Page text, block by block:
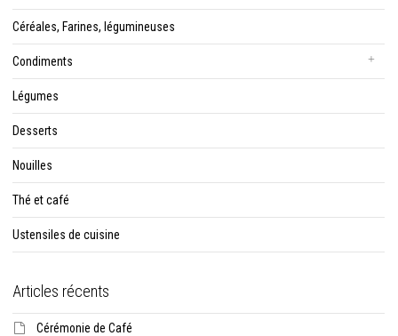
Céréales, Farines, légumineuses
Condiments
Légumes
Desserts
Nouilles
Thé et café
Ustensiles de cuisine
Articles récents
Cérémonie de Café